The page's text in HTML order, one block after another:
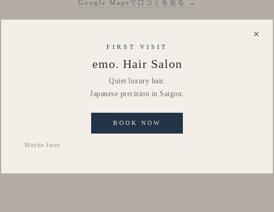
Google Mapsで口コミを見る →
Access
×
FIRST VISIT
emo. Hair Salon
Quiet luxury hair.
Japanese precision in Saigon.
BOOK NOW
Maybe later